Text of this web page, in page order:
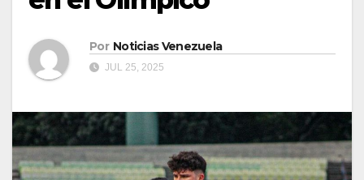
Por Noticias Venezuela
JUL 25, 2025